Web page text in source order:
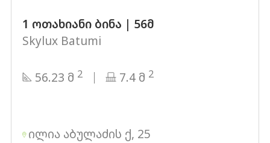
1 ოთახიანი ბინა | 56მ
Skylux Batumi
56.23 მ 2 7.4 მ 2
ილია აბულაძის ქ, 25